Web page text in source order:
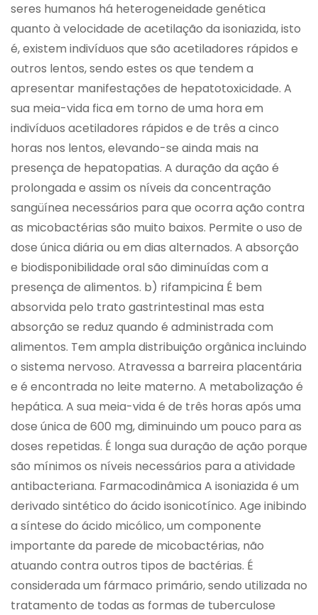
seres humanos há heterogeneidade genética
quanto à velocidade de acetilação da isoniazida, isto
é, existem indivíduos que são acetiladores rápidos e
outros lentos, sendo estes os que tendem a
apresentar manifestações de hepatotoxicidade. A
sua meia-vida fica em torno de uma hora em
indivíduos acetiladores rápidos e de três a cinco
horas nos lentos, elevando-se ainda mais na
presença de hepatopatias. A duração da ação é
prolongada e assim os níveis da concentração
sangüínea necessários para que ocorra ação contra
as micobactérias são muito baixos. Permite o uso de
dose única diária ou em dias alternados. A absorção
e biodisponibilidade oral são diminuídas com a
presença de alimentos. b) rifampicina É bem
absorvida pelo trato gastrintestinal mas esta
absorção se reduz quando é administrada com
alimentos. Tem ampla distribuição orgânica incluindo
o sistema nervoso. Atravessa a barreira placentária
e é encontrada no leite materno. A metabolização é
hepática. A sua meia-vida é de três horas após uma
dose única de 600 mg, diminuindo um pouco para as
doses repetidas. É longa sua duração de ação porque
são mínimos os níveis necessários para a atividade
antibacteriana. Farmacodinâmica A isoniazida é um
derivado sintético do ácido isonicotínico. Age inibindo
a síntese do ácido micólico, um componente
importante da parede de micobactérias, não
atuando contra outros tipos de bactérias. É
considerada um fármaco primário, sendo utilizada no
tratamento de todas as formas de tuberculose